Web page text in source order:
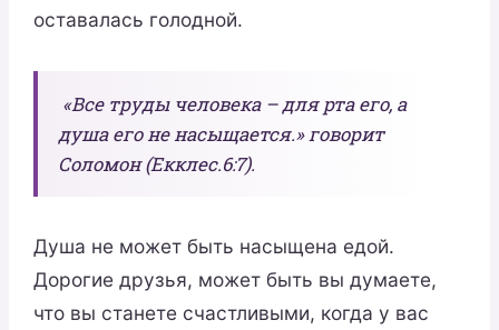
оставалась голодной.
«Все труды человека – для рта его, а
душа его не насыщается.» говорит
Соломон (Екклес.6:7).
Душа не может быть насыщена едой.
Дорогие друзья, может быть вы думаете,
что вы станете счастливыми, когда у вас